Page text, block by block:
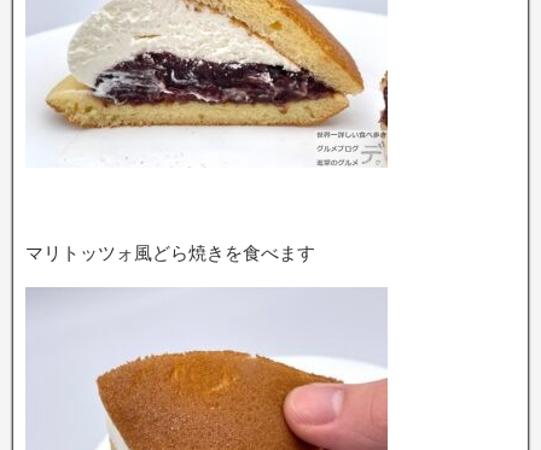
マリトッツォ風どら焼きを食べます